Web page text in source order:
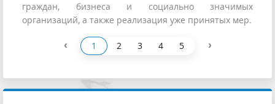
граждан, бизнеса и социально значимых
организаций, а также реализация уже принятых мер.
‹ 1 2 3 4 5 ›